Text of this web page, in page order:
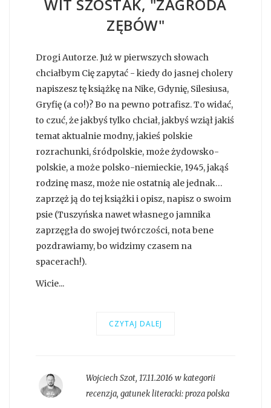
WIT SZOSTAK, "ZAGRODA
ZĘBÓW"
Drogi Autorze. Już w pierwszych słowach
chciałbym Cię zapytać - kiedy do jasnej cholery
napiszesz tę książkę na Nike, Gdynię, Silesiusa,
Gryfię (a co!)? Bo na pewno potrafisz. To widać,
to czuć, że jakbyś tylko chciał, jakbyś wziął jakiś
temat aktualnie modny, jakieś polskie
rozrachunki, śródpolskie, może żydowsko-
polskie, a może polsko-niemieckie, 1945, jakąś
rodzinę masz, może nie ostatnią ale jednak…
zaprzęż ją do tej książki i opisz, napisz o swoim
psie (Tuszyńska nawet własnego jamnika
zaprzęgła do swojej twórczości, nota bene
pozdrawiamy, bo widzimy czasem na
spacerach!).
Wicie...
CZYTAJ DALEJ
Wojciech Szot, 17.11.2016 w kategorii
recenzja, gatunek literacki:proza polska